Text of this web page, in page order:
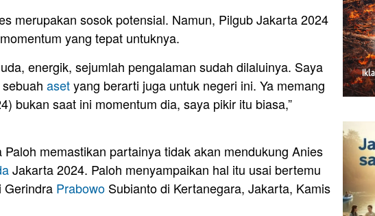
merupakan sosok potensial. Namun, Pilgub Jakarta 2024
yang tepat untuknya.
energik, sejumlah pengalaman sudah dilaluinya. Saya
asetyang berarti juga untuk negeri ini. Ya memang
bukan saat ini momentum dia, saya pikir itu biasa,”
Paloh memastikan partainya tidak akan mendukung Anies
Jakarta 2024. Paloh menyampaikan hal itu usai bertemu
Gerindra Prabowo Subianto di Kertanegara, Jakarta, Kamis